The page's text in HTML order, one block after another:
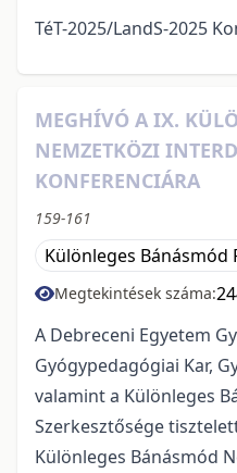
TéT-2025/LandS-2025
MEGHÍVÓ A IX.
NEMZETKÖZI
KONFERENCIÁRA
159-161
Különleges Bánásmód
Megtekintések száma:
A Debreceni Egyetem
Gyógypedagógiai Kar,
valamint a Különleges
Szerkesztősége
Különleges Bánásmód